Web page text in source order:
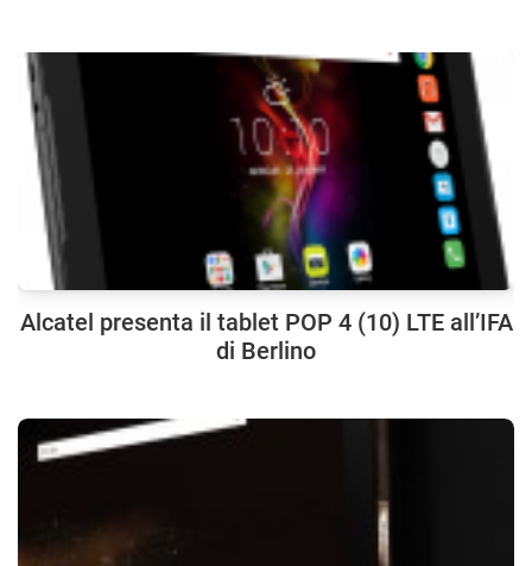
Alcatel presenta il tablet POP 4 (10) LTE all’IFA
di Berlino